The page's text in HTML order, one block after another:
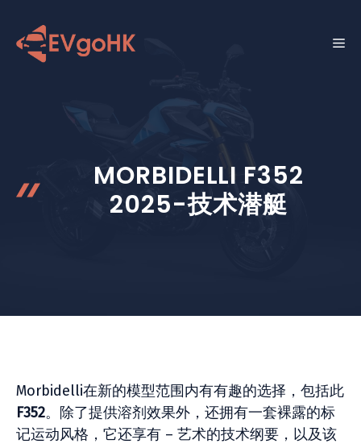
菜
MORBIDELLI F352
2025-技术潜艇
Morbidelli在新的模型范围内有有趣的选择，包括此
F352。除了提供溶剂效果外，还拥有一套裸露的标
记运动风格，它还享有 – 艺术的技术纲要，以及该